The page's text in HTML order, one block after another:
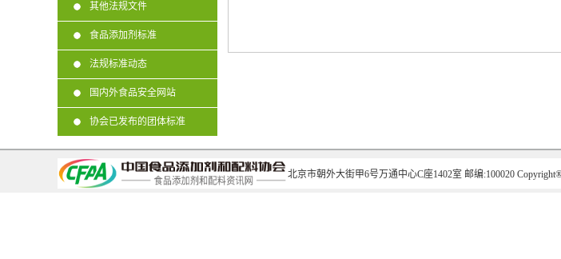
其他法规文件
食品添加剂标准
法规标准动态
国内外食品安全网站
协会已发布的团体标准
北京市朝外大街甲6号万通中心C座1402室 邮编:100020